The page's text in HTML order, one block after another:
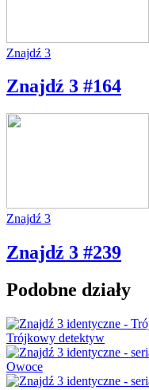
Znajdź 3
Znajdź 3 #164
Znajdź 3
Znajdź 3 #239
Podobne działy
Trójkowy detektyw
Owoce